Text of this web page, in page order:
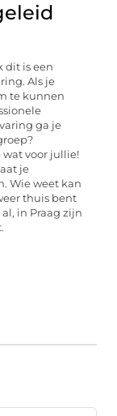
dit is een
Als je
te kunnen
ga je
wat voor jullie!
je
Wie weet kan
thuis bent
in Praag zijn